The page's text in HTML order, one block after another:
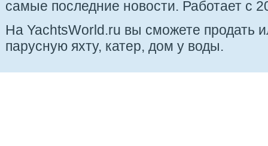
самые последние новости. Работает с
На YachtsWorld.ru вы сможете продать
парусную яхту, катер, дом у воды.